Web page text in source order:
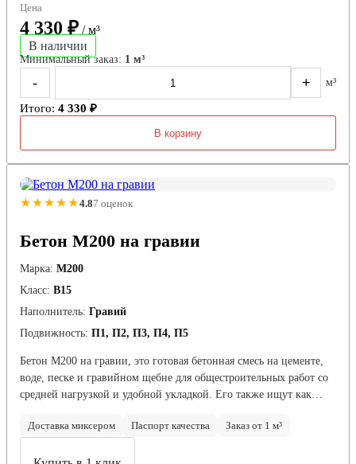
Цена
4 330 ₽ / м³
В наличии
Минимальный заказ: 1 м³
- + м³
Итого: 4 330 ₽
В корзину
★★★★★4.87 оценок
Бетон М200 на гравии
Марка: М200
Класс: В15
Наполнитель: Гравий
Подвижность: П1, П2, П3, П4, П5
Бетон М200 на гравии, это готовая бетонная смесь на цементе,
воде, песке и гравийном щебне для общестроительных работ со
средней нагрузкой и удобной укладкой. Его также ищут как…
Доставка миксером Паспорт качества Заказ от 1 м³